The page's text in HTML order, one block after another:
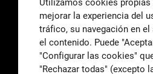
General
correu@escoladeltreball.org
Información
Utilizamos cookies propias
mejorar la experiencia del
tráfico, su navegación en
el contenido. Puede
"Configurar las cookies"
"Rechazar todas" (excepto